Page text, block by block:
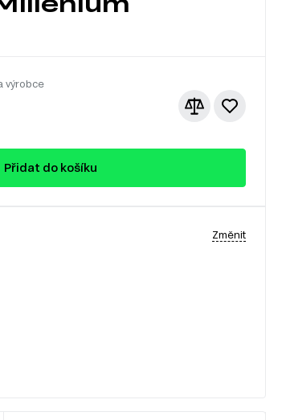
výrobce
Přidat do košíku
Změnit